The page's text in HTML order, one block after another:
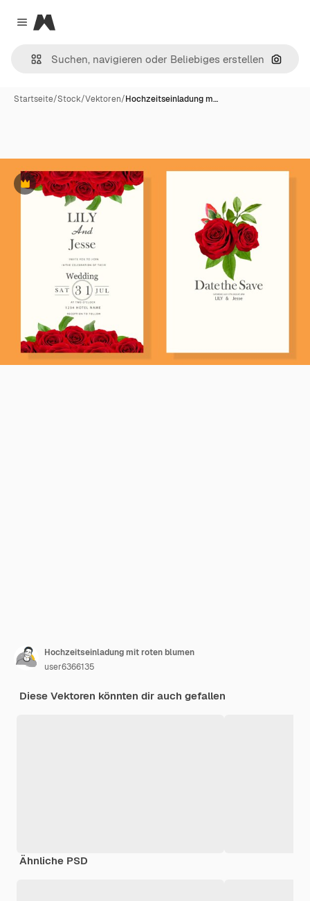
Close menu
Magnific
Nach
Startseite/Stock/Vektoren/Hochzeitseinladung m…
Premium
Hochzeitseinladung mit roten blumen
user6366135
Diese Vektoren könnten dir auch gefallen
Ähnliche PSD